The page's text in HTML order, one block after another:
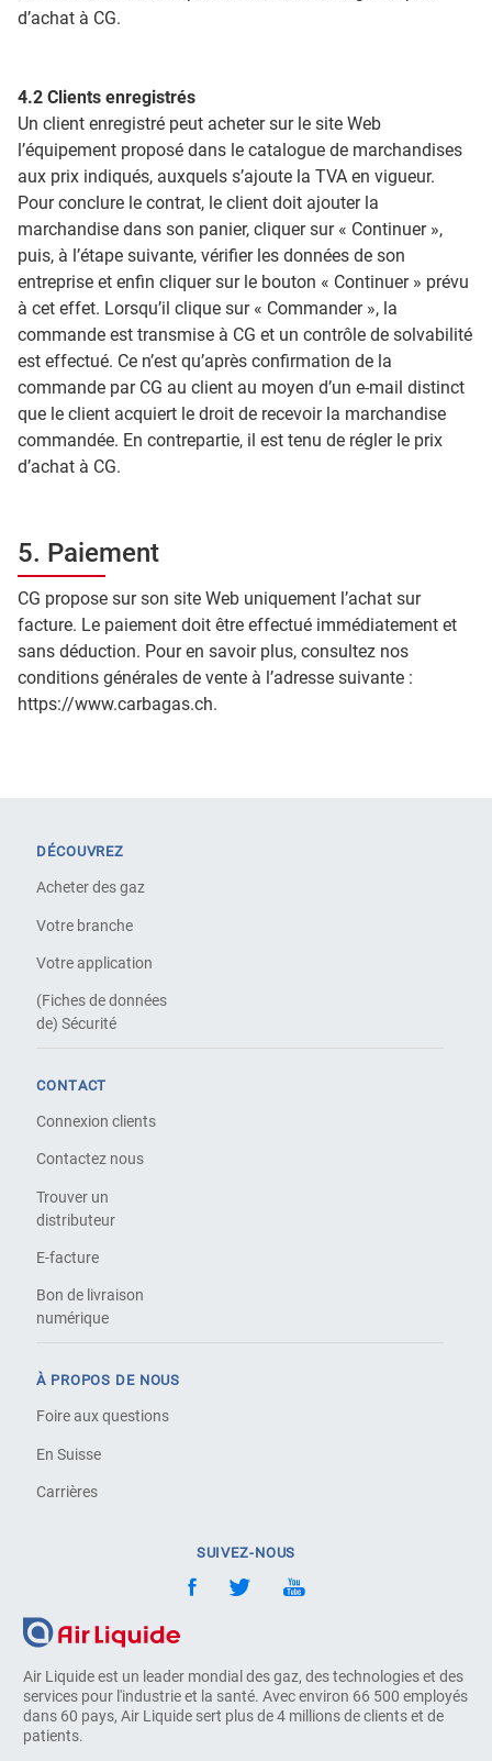
d’achat à CG.
4.2 Clients enregistrés
Un client enregistré peut acheter sur le site Web
l’équipement proposé dans le catalogue de marchandises
aux prix indiqués, auxquels s’ajoute la TVA en vigueur.
Pour conclure le contrat, le client doit ajouter la
marchandise dans son panier, cliquer sur « Continuer »,
puis, à l’étape suivante, vérifier les données de son
entreprise et enfin cliquer sur le bouton « Continuer » prévu
à cet effet. Lorsqu’il clique sur « Commander », la
commande est transmise à CG et un contrôle de solvabilité
est effectué. Ce n’est qu’après confirmation de la
commande par CG au client au moyen d’un e-mail distinct
que le client acquiert le droit de recevoir la marchandise
commandée. En contrepartie, il est tenu de régler le prix
d’achat à CG.
5. Paiement
CG propose sur son site Web uniquement l’achat sur
facture. Le paiement doit être effectué immédiatement et
sans déduction. Pour en savoir plus, consultez nos
conditions générales de vente à l’adresse suivante :
https://www.carbagas.ch.
Air Liquide est un leader mondial des gaz, des technologies et des
services pour l'industrie et la santé. Avec environ 66 500 employés
dans 60 pays, Air Liquide sert plus de 4 millions de clients et de
patients.
DÉCOUVREZ
Acheter des gaz
Votre branche
Votre application
(Fiches de données
de) Sécurité
CONTACT
Connexion clients
Contactez nous
Trouver un
distributeur
E-facture
Bon de livraison
numérique
À PROPOS DE NOUS
Foire aux questions
En Suisse
Carrières
SUIVEZ-NOUS